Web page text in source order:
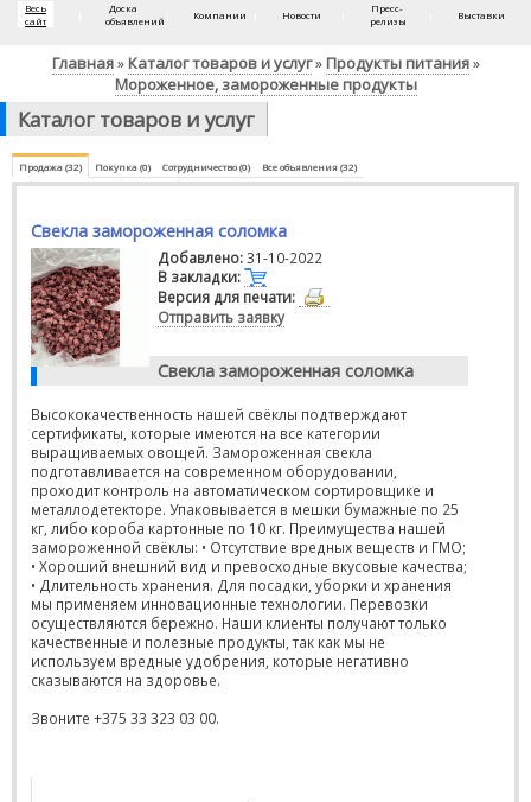
Весь
сайт
Доска
объявлений
Компании Новости
Пресс-
релизы
Выставки
Главная» Каталог товаров и услуг» Продукты питания»
Мороженное, замороженные продукты
Каталог товаров и услуг
Продажа (32) Покупка (0) Сотрудничество (0) Все объявления (32)
Свекла замороженная соломка
Добавлено:31-10-2022
В закладки:
Версия для печати:
Отправить заявку
Свекла замороженная соломка
Высококачественность нашей свёклы подтверждают
сертификаты, которые имеются на все категории
выращиваемых овощей. Замороженная свекла
подготавливается на современном оборудовании,
проходит контроль на автоматическом сортировщике и
металлодетекторе. Упаковывается в мешки бумажные по 25
кг, либо короба картонные по 10 кг. Преимущества нашей
замороженной свёклы: • Отсутствие вредных веществ и ГМО;
• Хороший внешний вид и превосходные вкусовые качества;
• Длительность хранения. Для посадки, уборки и хранения
мы применяем инновационные технологии. Перевозки
осуществляются бережно. Наши клиенты получают только
качественные и полезные продукты, так как мы не
используем вредные удобрения, которые негативно
сказываются на здоровье.
Звоните +375 33 323 03 00.